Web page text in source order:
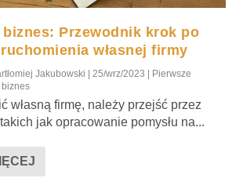
biznes: Przewodnik krok po
własnej firmy
Jakubowski |25/wrz/2023
Pierwsze
biznes
własną firmę, należy przejść przez
jak opracowanie pomysłu na...